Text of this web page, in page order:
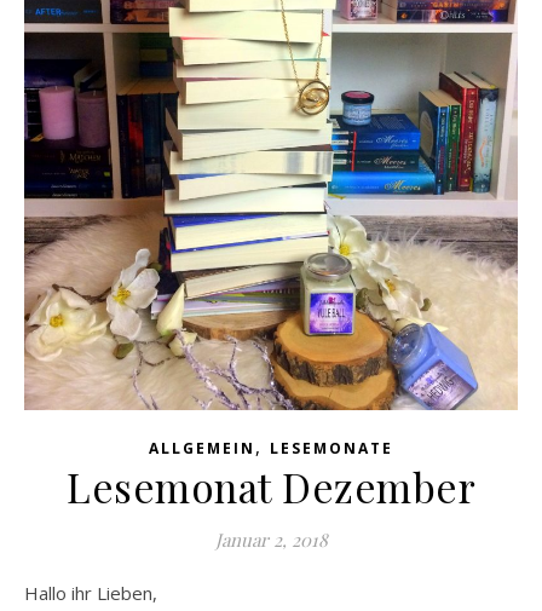
ALLGEMEIN , LESEMONATE
Lesemonat Dezember
Januar 2, 2018
Hallo ihr Lieben,